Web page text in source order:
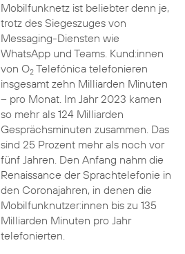
Mobilfunknetz ist beliebter denn je,
trotz des Siegeszuges von
Messaging-Diensten wie
WhatsApp und Teams. Kund:innen
von O2Telefónica telefonieren
insgesamt zehn Milliarden Minuten
– pro Monat. Im Jahr 2023 kamen
so mehr als 124 Milliarden
Gesprächsminuten zusammen. Das
sind 25 Prozent mehr als noch vor
fünf Jahren. Den Anfang nahm die
Renaissance der Sprachtelefonie in
den Coronajahren, in denen die
Mobilfunknutzer:innen bis zu 135
Milliarden Minuten pro Jahr
telefonierten.